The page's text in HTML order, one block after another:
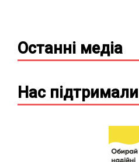
Останні медіа
Нас підтримали